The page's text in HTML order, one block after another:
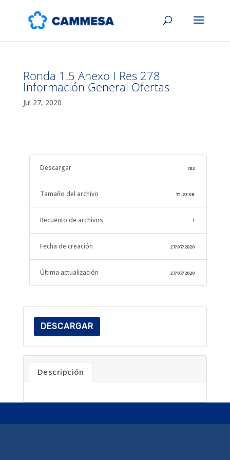
Ronda 1.5 Anexo I Res 278
Información General Ofertas
Jul 27, 2020
Descargar 782
Tamaño del archivo 71.23 KB
Recuento de archivos 1
Fecha de creación 27/07/2020
Última actualización 27/07/2020
DESCARGAR
Descripción